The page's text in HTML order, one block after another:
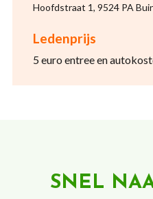
Hoofdstraat 1, 9524 PA
Ledenprijs
5 euro entree en
SNEL